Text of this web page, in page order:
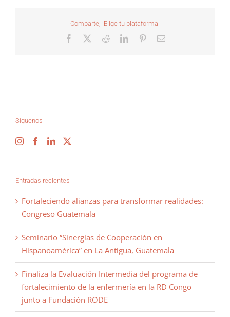
Comparte, ¡Elige tu plataforma!
Facebook RedditLinkedInPinterestCorreo
Síguenos
Entradas recientes
Fortaleciendo alianzas para transformar realidades:
Congreso Guatemala
Seminario “Sinergias de Cooperación en
Hispanoamérica” en La Antigua, Guatemala
Finaliza la Evaluación Intermedia del programa de
fortalecimiento de la enfermería en la RD Congo
junto a Fundación RODE